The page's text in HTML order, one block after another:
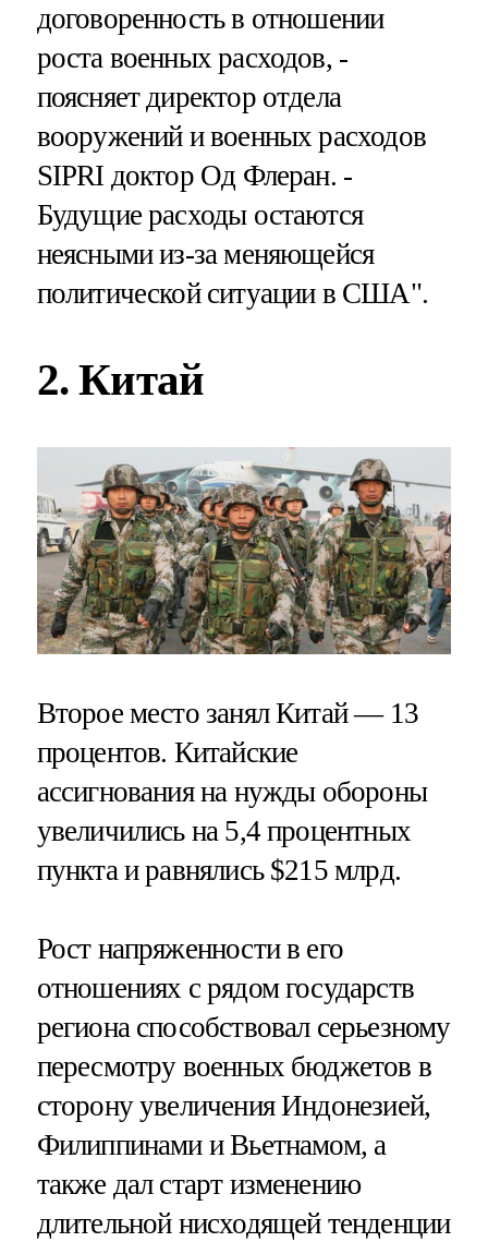
договоренность в отношении
роста военных расходов, -
поясняет директор отдела
вооружений и военных расходов
SIPRI доктор Од Флеран. -
Будущие расходы остаются
неясными из-за меняющейся
политической ситуации в США".
2. Китай
Второе место занял Китай — 13
процентов. Китайские
ассигнования на нужды обороны
увеличились на 5,4 процентных
пункта и равнялись $215 млрд.
Рост напряженности в его
отношениях с рядом государств
региона способствовал серьезному
пересмотру военных бюджетов в
сторону увеличения Индонезией,
Филиппинами и Вьетнамом, а
также дал старт изменению
длительной нисходящей тенденции